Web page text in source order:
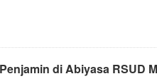
di Abiyasa RSUD